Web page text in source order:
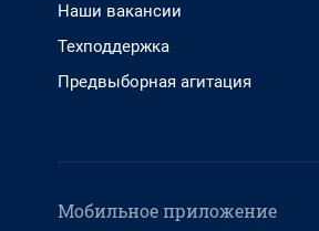
Наши вакансии
Техподдержка
Предвыборная агитация
Мобильное приложение